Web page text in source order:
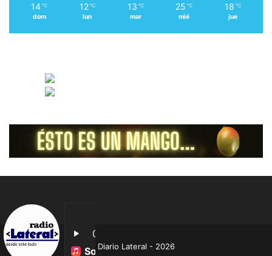
14 ℃
dom
12 ℃
lun
13 ℃
mar
25 ℃
mié
18 ℃
jue
Diario Lateral - 2026